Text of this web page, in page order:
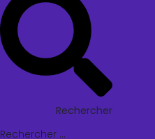
Rechercher